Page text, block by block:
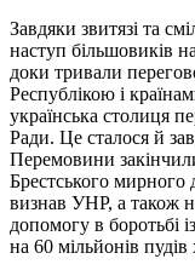
Завдяки звитязі та
наступ більшовиків
доки тривали
Республікою і
українська столиця
Ради. Це сталося й
Перемовини
Брестського мирного
визнав УНР, а також
допомогу в боротьбі
на 60 мільйонів пудів